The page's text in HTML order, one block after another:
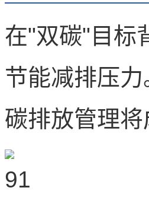
在"双碳"目标
节能减排压
碳排放管理